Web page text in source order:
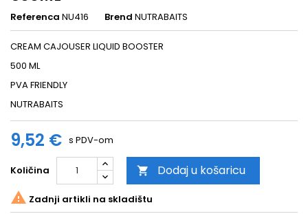
Referenca NU416 Brend NUTRABAITS
CREAM CAJOUSER LIQUID BOOSTER
500 ML
PVA FRIENDLY
NUTRABAITS
9,52 € s PDV-om
Količina  Dodaj u košaricu
 Zadnji artikli na skladištu